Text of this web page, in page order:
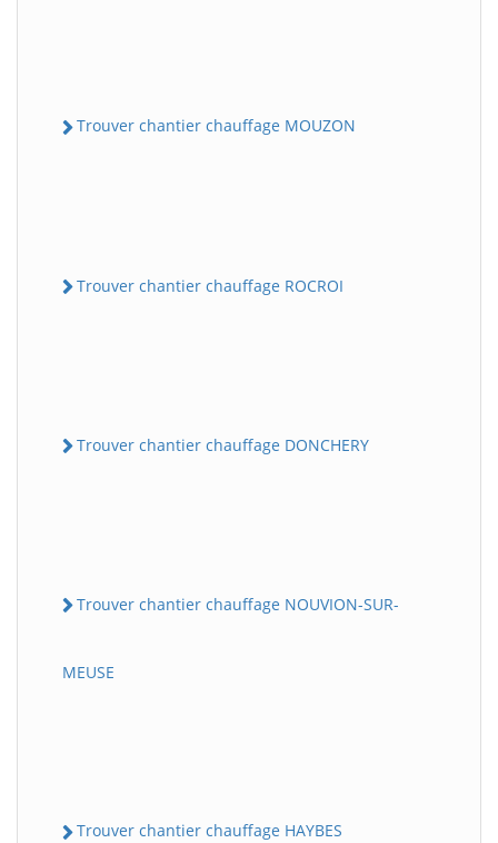
Trouver chantier chauffage MOUZON
Trouver chantier chauffage ROCROI
Trouver chantier chauffage DONCHERY
Trouver chantier chauffage NOUVION-SUR-
MEUSE
Trouver chantier chauffage HAYBES